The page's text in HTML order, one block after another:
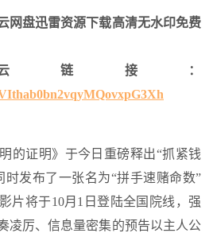
网盘迅雷资源下载高清无水印免费
链接：
的证明》于今日重磅释出“抓紧钱
时发布了一张名为“拼手速赌命数”
片将于10月1日登陆全国院线，强
凌厉、信息量密集的预告以主人公